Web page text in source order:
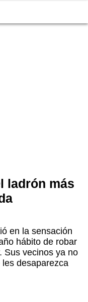
ladrón más
en la sensación
hábito de robar
Sus vecinos ya no
desaparezca